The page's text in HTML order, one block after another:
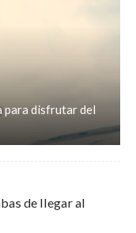
para disfrutar del
de llegar al